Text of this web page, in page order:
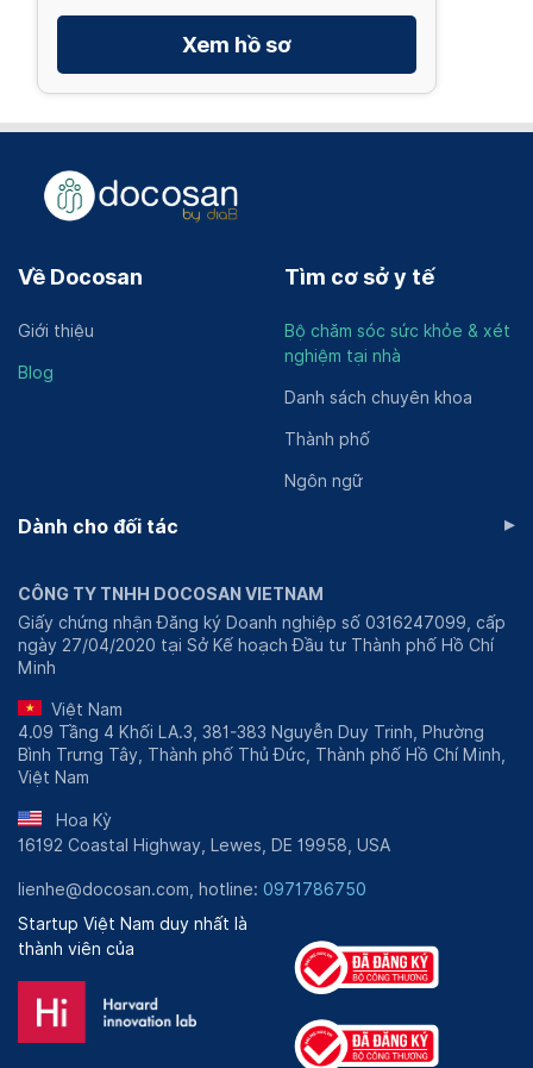
Xem hồ sơ
Về Docosan
Giới thiệu
Blog
Tìm cơ sở y tế
Bộ chăm sóc sức khỏe & xét
nghiệm tại nhà
Danh sách chuyên khoa
Thành phố
Ngôn ngữ
Dành cho đối tác ▸
CÔNG TY TNHH DOCOSAN VIETNAM
Giấy chứng nhận Đăng ký Doanh nghiệp số 0316247099, cấp
ngày 27/04/2020 tại Sở Kế hoạch Đầu tư Thành phố Hồ Chí
Minh
Việt Nam
4.09 Tầng 4 Khối LA.3, 381-383 Nguyễn Duy Trinh, Phường
Bình Trưng Tây, Thành phố Thủ Đức, Thành phố Hồ Chí Minh,
Việt Nam
Hoa Kỳ
16192 Coastal Highway, Lewes, DE 19958, USA
lienhe@docosan.com, hotline: 0971786750
Startup Việt Nam duy nhất là
thành viên của